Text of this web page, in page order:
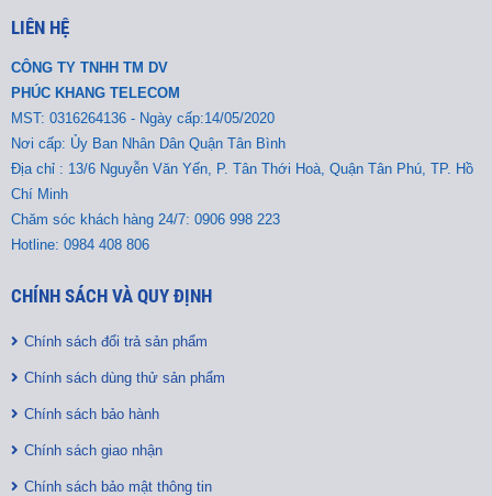
LIÊN HỆ
CÔNG TY TNHH TM DV
PHÚC KHANG TELECOM
MST: 0316264136 - Ngày cấp:14/05/2020
Nơi cấp: Ủy Ban Nhân Dân Quận Tân Bình
Địa chỉ : 13/6 Nguyễn Văn Yến, P. Tân Thới Hoà, Quận Tân Phú, TP. Hồ
Chí Minh
Chăm sóc khách hàng 24/7: 0906 998 223
Hotline: 0984 408 806
CHÍNH SÁCH VÀ QUY ĐỊNH
Chính sách đổi trả sản phẩm
Chính sách dùng thử sản phẩm
Chính sách bảo hành
Chính sách giao nhận
Chính sách bảo mật thông tin